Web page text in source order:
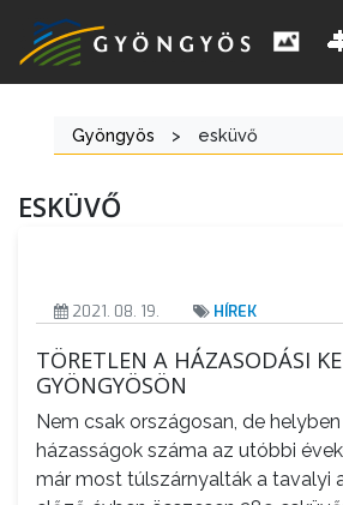
A
KIEMELT
LÁTVÁNYOSSÁGOK
VÁROS
ÉRTÉKTÁRA
Gyöngyös > esküvő
ESKÜVŐ
2021. 08. 19. HÍREK
TÖRETLEN A HÁZASODÁSI
GYÖNGYÖSÖN
Nem csak országosan, de
házasságok száma az utóbbi
már most túlszárnyalták a tavalyi